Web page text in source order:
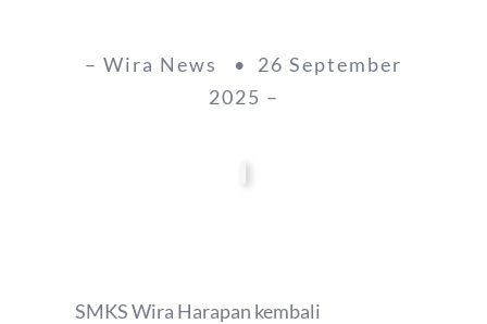
– Wira News • 26 September
2025 –
SMKS Wira Harapan kembali